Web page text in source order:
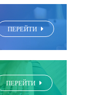
ПЕРЕЙТИ
ПЕРЕЙТИ